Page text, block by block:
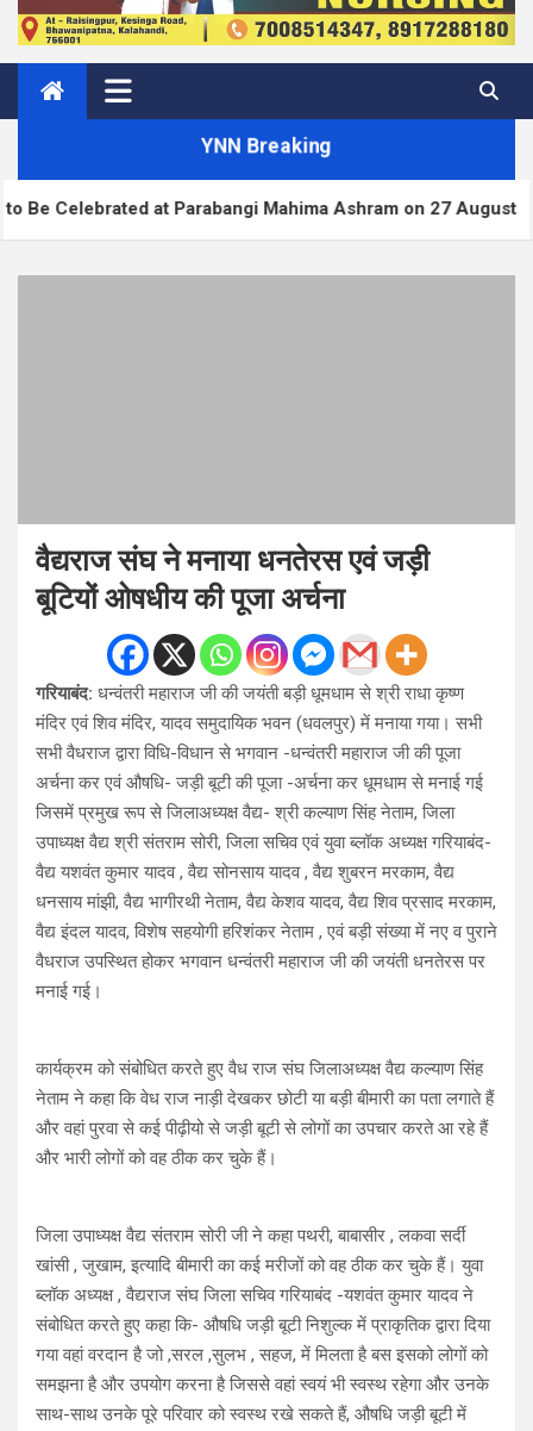
YNN Breaking
at Parabangi Mahima Ashram on 27 August
वैद्यराज संघ ने मनाया धनतेरस एवं जड़ी
बूटियों ओषधीय की पूजा अर्चना
गरियाबंद: धन्वंतरी महाराज जी की जयंती बड़ी धूमधाम से श्री राधा कृष्ण
मंदिर एवं शिव मंदिर, यादव समुदायिक भवन (धवलपुर) में मनाया गया। सभी
सभी वैधराज द्वारा विधि-विधान से भगवान -धन्वंतरी महाराज जी की पूजा
अर्चना कर एवं औषधि- जड़ी बूटी की पूजा -अर्चना कर धूमधाम से मनाई गई
जिसमें प्रमुख रूप से जिलाअध्यक्ष वैद्य- श्री कल्याण सिंह नेताम, जिला
उपाध्यक्ष वैद्य श्री संतराम सोरी, जिला सचिव एवं युवा ब्लॉक अध्यक्ष गरियाबंद-
वैद्य यशवंत कुमार यादव , वैद्य सोनसाय यादव , वैद्य शुबरन मरकाम, वैद्य
धनसाय मांझी, वैद्य भागीरथी नेताम, वैद्य केशव यादव, वैद्य शिव प्रसाद मरकाम,
वैद्य इंदल यादव, विशेष सहयोगी हरिशंकर नेताम , एवं बड़ी संख्या में नए व पुराने
वैधराज उपस्थित होकर भगवान धन्वंतरी महाराज जी की जयंती धनतेरस पर
मनाई गई।
कार्यक्रम को संबोधित करते हुए वैध राज संघ जिलाअध्यक्ष वैद्य कल्याण सिंह
नेताम ने कहा कि वेध राज नाड़ी देखकर छोटी या बड़ी बीमारी का पता लगाते हैं
और वहां पुरवा से कई पीढ़ीयो से जड़ी बूटी से लोगों का उपचार करते आ रहे हैं
और भारी लोगों को वह ठीक कर चुके हैं।
जिला उपाध्यक्ष वैद्य संतराम सोरी जी ने कहा पथरी, बाबासीर , लकवा सर्दी
खांसी , जुखाम, इत्यादि बीमारी का कई मरीजों को वह ठीक कर चुके हैं। युवा
ब्लॉक अध्यक्ष , वैद्यराज संघ जिला सचिव गरियाबंद -यशवंत कुमार यादव ने
संबोधित करते हुए कहा कि- औषधि जड़ी बूटी निशुल्क में प्राकृतिक द्वारा दिया
गया वहां वरदान है जो ,सरल ,सुलभ , सहज, में मिलता है बस इसको लोगों को
समझना है और उपयोग करना है जिससे वहां स्वयं भी स्वस्थ रहेगा और उनके
साथ-साथ उनके पूरे परिवार को स्वस्थ रखे सकते हैं, औषधि जड़ी बूटी में